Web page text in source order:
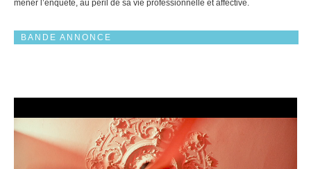
mener l’enquête, au péril de sa vie professionnelle et affective.
BANDE ANNONCE